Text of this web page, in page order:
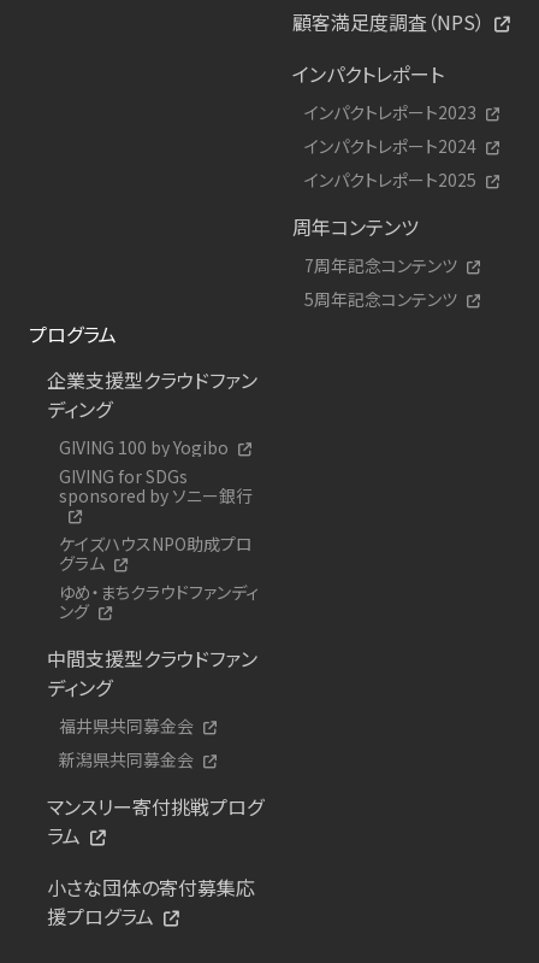
顧客満足度調査（NPS）
インパクトレポート
インパクトレポート2023
インパクトレポート2024
インパクトレポート2025
周年コンテンツ
7周年記念コンテンツ
5周年記念コンテンツ
プログラム
企業支援型クラウドファン
ディング
GIVING 100 by Yogibo
GIVING for SDGs
sponsored by ソニー銀行
ケイズハウスNPO助成プロ
グラム
ゆめ・まちクラウドファンディ
ング
中間支援型クラウドファン
ディング
福井県共同募金会
新潟県共同募金会
マンスリー寄付挑戦プログ
ラム
小さな団体の寄付募集応
援プログラム